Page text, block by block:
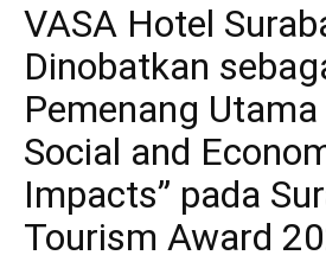
VASA Hotel
Dinobatkan
Pemenang Utama
Social and
Impacts” pada
Tourism Award